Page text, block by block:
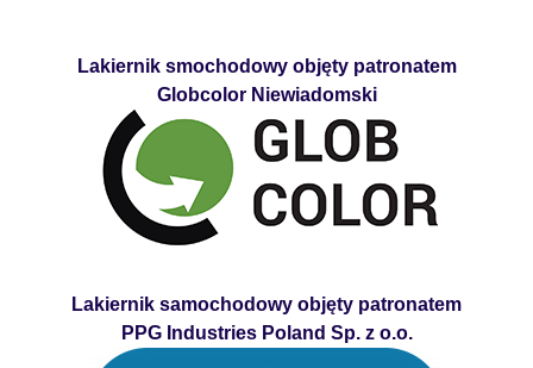
Lakiernik smochodowy objęty patronatem
Globcolor Niewiadomski
Lakiernik samochodowy objęty patronatem
PPG Industries Poland Sp. z o.o.